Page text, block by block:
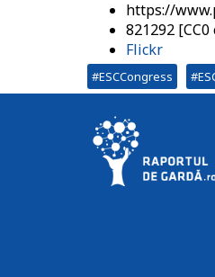
https://
821292
Flickr
#ESCCongress